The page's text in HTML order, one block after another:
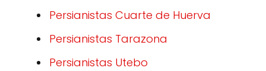
Persianistas Cuarte de Huerva
Persianistas Tarazona
Persianistas Utebo